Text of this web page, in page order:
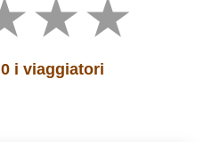
0 i viaggiatori